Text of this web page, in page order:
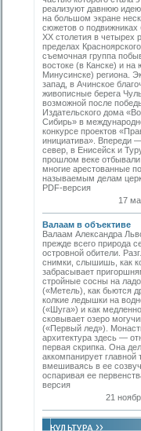
реализуют давнюю идею
на большом экране
сюжетов о подвижниках
ХХ столетия в четырех
пределах
съемочная группа
востоке (в Канске) и на
Минусинске) региона.
запад, в Ачинское
живописные берега
возможной после
Издательского дома
Сибирь» в
конкурсе проектов
инициатива». Впереди
север, в Енисейск и
прошлом веке
многие арестованные
называемым делам
PDF-версия
17
Валаам в объективе
Валаам Александра
прежде всего природа
островной обители.
снимки, слышишь, как
забрасывает
стройные сосны на
(«Метель), как бьются
колкие ледышки на
(«Шуга») и как
сковывает озеро
(«Первый лед»).
архитектура здесь —
первая скрипка. Она
аккомпанирует главной
вмешиваясь в ее
оспаривая ее
версия
21